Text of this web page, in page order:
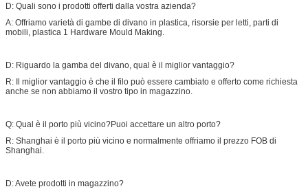
D: Quali sono i prodotti offerti dalla vostra azienda?
A: Offriamo varietà di gambe di divano in plastica, risorsie per letti, parti di
mobili, plastica 1 Hardware Mould Making.
D: Riguardo la gamba del divano, qual è il miglior vantaggio?
R: Il miglior vantaggio è che il filo può essere cambiato e offerto come richiesta
anche se non abbiamo il vostro tipo in magazzino.
Q: Qual è il porto più vicino?Puoi accettare un altro porto?
R: Shanghai è il porto più vicino e normalmente offriamo il prezzo FOB di
Shanghai.
D: Avete prodotti in magazzino?